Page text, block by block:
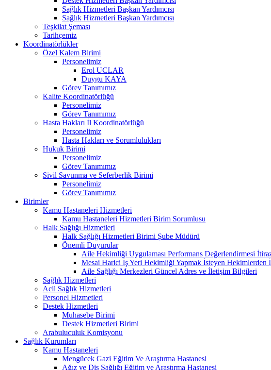
Sağlık Hizmetleri Başkan Yardımcısı
Sağlık Hizmetleri Başkan Yardımcısı
Teşkilat Şeması
Tarihçemiz
Koordinatörlükler
Özel Kalem Birimi
Personelimiz
Erol UCLAR
Duygu KAYA
Görev Tanımımız
Kalite Koordinatörlüğü
Personelimiz
Görev Tanımımız
Hasta Hakları İl Koordinatörlüğü
Personelimiz
Hasta Hakları ve Sorumlulukları
Hukuk Birimi
Personelimiz
Görev Tanımımız
Sivil Savunma ve Seferberlik Birimi
Personelimiz
Görev Tanımımız
Birimler
Kamu Hastaneleri Hizmetleri
Kamu Hastaneleri Hizmetleri Birim Sorumlusu
Halk Sağlığı Hizmetleri
Halk Sağlığı Hizmetleri Birimi Şube Müdürü
Önemli Duyurular
Aile Hekimliği Uygulaması Performans Değerlendirmesi
Mesai Harici İş Yeri Hekimliği Yapmak İsteyen Hekimlerden
Aile Sağlığı Merkezleri Güncel Adres ve İletişim Bilgileri
Sağlık Hizmetleri
Acil Sağlık Hizmetleri
Personel Hizmetleri
Destek Hizmetleri
Muhasebe Birimi
Destek Hizmetleri Birimi
Arabuluculuk Komisyonu
Sağlık Kurumları
Kamu Hastaneleri
Mengücek Gazi Eğitim Ve Araştırma Hastanesi
Ağız ve Diş Sağlığı Eğitim ve Araştırma Hastanesi